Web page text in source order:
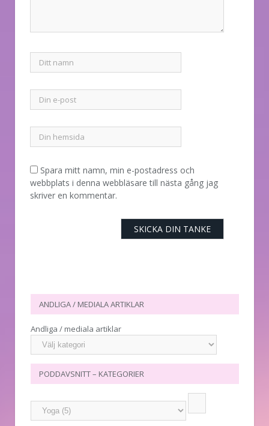
Spara mitt namn, min e-postadress och
webbplats i denna webbläsare till nästa gång jag
skriver en kommentar.
ANDLIGA / MEDIALA ARTIKLAR
Andliga / mediala artiklar
PODDAVSNITT – KATEGORIER